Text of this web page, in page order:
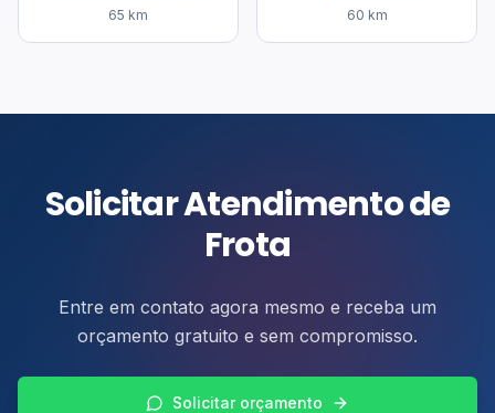
65 km 60 km
Solicitar Atendimento de
Frota
Entre em contato agora mesmo e receba um
orçamento gratuito e sem compromisso.
Solicitar orçamento